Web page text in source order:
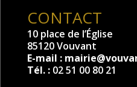
CONTACT
10 place de l’Église
85120 Vouvant
E-mail :
Tél. : 02 51 00 80 21